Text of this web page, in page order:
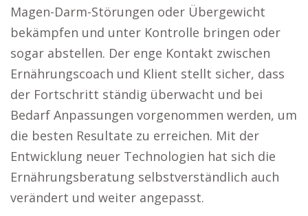
Magen-Darm-Störungen oder Übergewicht
bekämpfen und unter Kontrolle bringen oder
sogar abstellen. Der enge Kontakt zwischen
Ernährungscoach und Klient stellt sicher, dass
der Fortschritt ständig überwacht und bei
Bedarf Anpassungen vorgenommen werden, um
die besten Resultate zu erreichen. Mit der
Entwicklung neuer Technologien hat sich die
Ernährungsberatung selbstverständlich auch
verändert und weiter angepasst.